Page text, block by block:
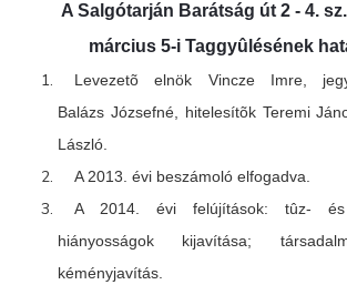
A Salgótarján Barátság út 2 - 4.
március 5-i Taggyûlésének
Levezetõ elnök Vincze Imre,
Balázs Józsefné, hitelesítõk Teremi
László.
A 2013. évi beszámoló elfogadva.
A 2014. évi felújítások: tûz- és
hiányosságok kijavítása;
kéményjavítás.